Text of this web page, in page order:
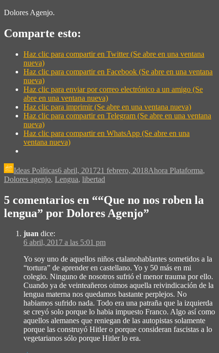
Dolores Agenjo.
Comparte esto:
Haz clic para compartir en Twitter (Se abre en una ventana
nueva)
Haz clic para compartir en Facebook (Se abre en una ventana
nueva)
Haz clic para enviar por correo electrónico a un amigo (Se
abre en una ventana nueva)
Haz clic para imprimir (Se abre en una ventana nueva)
Haz clic para compartir en Telegram (Se abre en una ventana
nueva)
Haz clic para compartir en WhatsApp (Se abre en una
ventana nueva)
Ideas Políticas6 abril, 201721 febrero, 2018Ahora Plataforma,
Dolores agenjo, Lengua, libertad
5 comentarios en ““Que no nos roben la
lengua” por Dolores Agenjo”
juan dice:
6 abril, 2017 a las 5:01 pm
Yo soy uno de aquellos niños ctalanohablantes sometidos a la
“tortura” de aprender en castellano. Yo y 50 más en mi
colegio. Ninguno de nosotros sufrió el menor trauma por ello.
Cuando ya de veinteañeros oimos aquella reivindicación de la
lengua materna nos quedamos bastante perplejos. No
habiamos sufrido nada. Todo era una patraña que la izquierda
se creyó solo porque lo habia impuesto Franco. Algo así como
aquellos alemanes que reniegan de las autopistas solamente
porque las construyó Hitler o porque consideran fascistas a lo
vegetarianos sólo porque Hitler lo era.